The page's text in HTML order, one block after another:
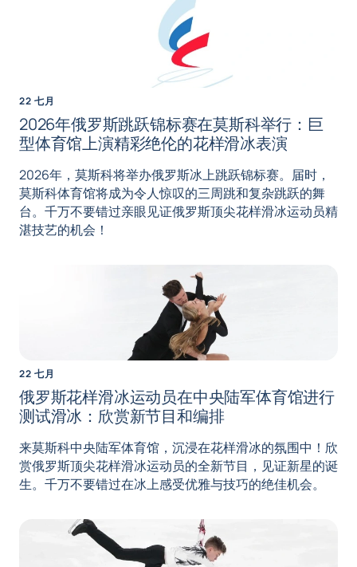
22 七月
2026年俄罗斯跳跃锦标赛在莫斯科举行：巨
型体育馆上演精彩绝伦的花样滑冰表演
2026年，莫斯科将举办俄罗斯冰上跳跃锦标赛。届时，
莫斯科体育馆将成为令人惊叹的三周跳和复杂跳跃的舞
台。千万不要错过亲眼见证俄罗斯顶尖花样滑冰运动员精
湛技艺的机会！
22 七月
俄罗斯花样滑冰运动员在中央陆军体育馆进行
测试滑冰：欣赏新节目和编排
来莫斯科中央陆军体育馆，沉浸在花样滑冰的氛围中！欣
赏俄罗斯顶尖花样滑冰运动员的全新节目，见证新星的诞
生。千万不要错过在冰上感受优雅与技巧的绝佳机会。